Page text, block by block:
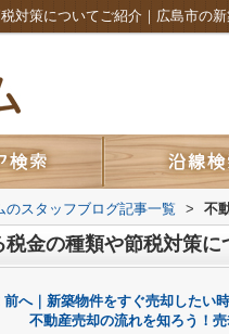
対策についてご紹介｜広島市の
のスタッフブログ記事一覧 > 不
金の種類や節税対策に
へ｜新築物件をすぐ売却したい
不動産売却の流れを知ろう！